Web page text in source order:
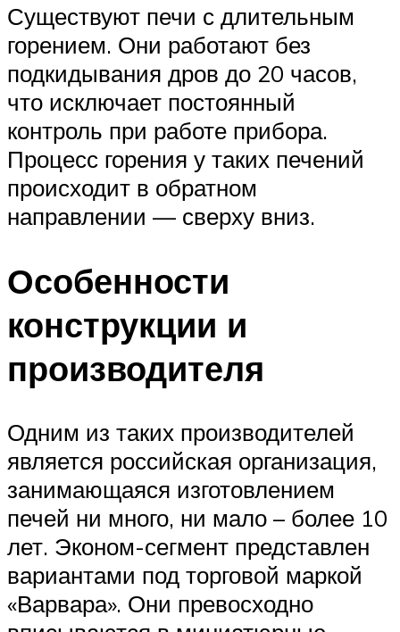
Существуют печи с длительным
горением. Они работают без
подкидывания дров до 20 часов,
что исключает постоянный
контроль при работе прибора.
Процесс горения у таких печений
происходит в обратном
направлении — сверху вниз.
Особенности
конструкции и
производителя
Одним из таких производителей
является российская организация,
занимающаяся изготовлением
печей ни много, ни мало – более 10
лет. Эконом-сегмент представлен
вариантами под торговой маркой
«Варвара». Они превосходно